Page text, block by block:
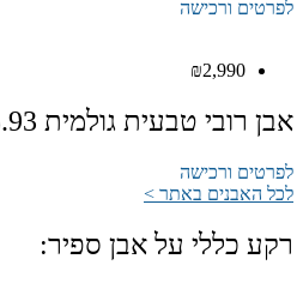
לפרטים ורכישה
₪2,990
אבן רובי טבעית גולמית 35.93 קראט
לפרטים ורכישה
לכל האבנים באתר >
רקע כללי על אבן ספיר: